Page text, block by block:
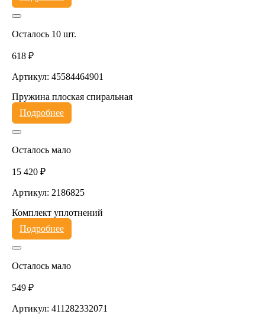
Осталось 10 шт.
618 ₽
Артикул: 45584464901
Пружина плоская спиральная
Подробнее
Осталось мало
15 420 ₽
Артикул: 2186825
Комплект уплотнений
Подробнее
Осталось мало
549 ₽
Артикул: 411282332071